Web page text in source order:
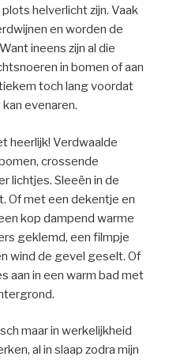
helverlicht zijn. Vaak
en worden de
ineens zijn al die
in bomen of aan
toch lang voordat
evenaren.
heerlijk! Verdwaalde
crossende
lichtjes. Sleeën in de
Of met een dekentje en
kop dampend warme
geklemd, een filmpje
wind de gevel geselt. Of
aan in een warm bad met
maar in werkelijkheid
al in slaap zodra mijn